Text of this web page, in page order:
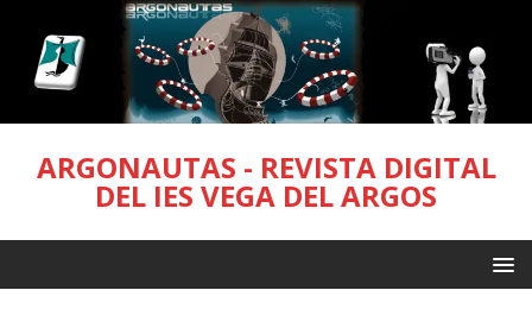
ARGONAUTAS - REVISTA DIGITAL
DEL IES VEGA DEL ARGOS